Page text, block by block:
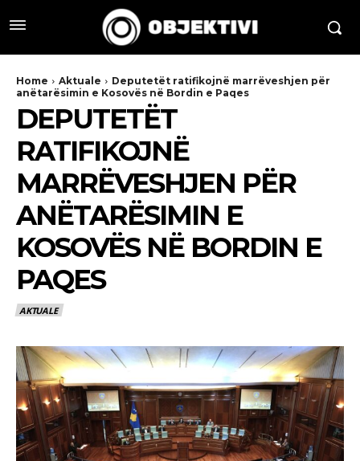
Home Aktuale
Deputetët ratifikojnë marrëveshjen për
anëtarësimin e Kosovës në Bordin e Paqes
DEPUTETËT
RATIFIKOJNË
MARRËVESHJEN PËR
ANËTARËSIMIN E
KOSOVËS NË BORDIN E
PAQES
AKTUALE